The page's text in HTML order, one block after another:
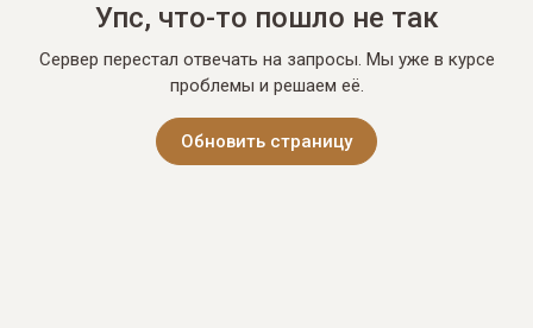
Упс, что-то пошло не так
Сервер перестал отвечать на запросы. Мы уже в курсе
проблемы и решаем её.
Обновить страницу